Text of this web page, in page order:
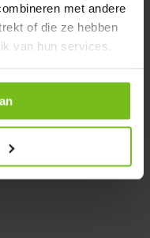
met andere
of die ze hebben
van hun services.